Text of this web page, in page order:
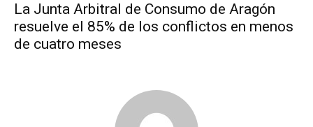
La Junta Arbitral de Consumo de Aragón
resuelve el 85% de los conflictos en menos
de cuatro meses